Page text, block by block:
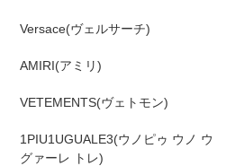
Versace(ヴェルサーチ)
AMIRI(アミリ)
VETEMENTS(ヴェトモン)
1PIU1UGUALE3(ウノピゥ ウノ ウ
グァーレ トレ)